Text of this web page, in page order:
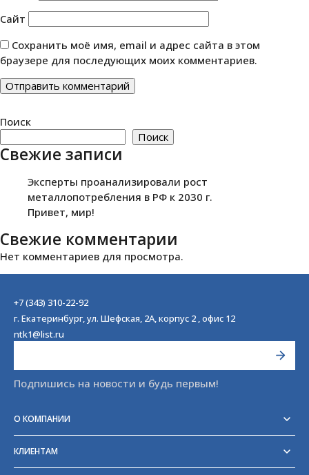
Сайт
Сохранить моё имя, email и адрес сайта в этом
браузере для последующих моих комментариев.
Поиск
Поиск
Свежие записи
Эксперты проанализировали рост
металлопотребления в РФ к 2030 г.
Привет, мир!
Свежие комментарии
Нет комментариев для просмотра.
+7 (343) 310-22-92
г. Екатеринбург, ул. Шефская, 2А, корпус 2 , офис 12
ntk1@list.ru
Подпишись на новости и будь первым!
О КОМПАНИИ
Отзывы
Блог
КЛИЕНТАМ